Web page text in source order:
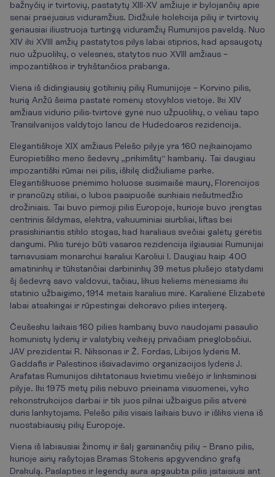
bažnyčių ir tvirtovių, pastatytų XIII-XV amžiuje ir bylojančių apie
senai praėjusius viduramžius. Didžiulė kolekcija pilių ir tvirtovių
geriausiai iliustruoja turtingą viduramžių Rumunijos paveldą. Nuo
XIV iki XVIII amžių pastatytos pilys labai stiprios, kad apsaugotų
nuo užpuolikų, o vėlesnės, statytos nuo XVIII amžiaus –
impozantiškos ir trykštančios prabanga.
Viena iš didingiausių gotikinių pilių Rumunijoje – Korvino pilis,
kurią Anžū šeima pastatė romėnų stovyklos vietoje. Iki XIV
amžiaus vidurio pilis-tvirtovė gynė nuo užpuolikų, o vėliau tapo
Transilvanijos valdytojo Iancu de Hudedoaros rezidencija.
Elegantiškoje XIX amžiaus Pelešo pilyje yra 160 neįkainojamo
Europietiško meno šedevrų „prikimštų“ kambarių. Tai daugiau
impozantiški rūmai nei pilis, iškilę didžiuliame parke.
Elegantiškuose priėmimo holuose susimaišė maurų, Florencijos
ir prancūzų stiliai, o lubos pasipuošė sunkiais riešutmedžio
drožiniais. Tai buvo pirmoji pilis Europoje, kurioje buvo įrengtas
centrinis šildymas, elektra, vakuuminiai siurbliai, liftas bei
prasiskiriantis stiklo stogas, kad karaliaus svečiai galėtų gėrėtis
dangumi. Pilis turėjo būti vasaros rezidencija ilgiausiai Rumunijai
tarnavusiam monarchui karaliui Karoliui I. Daugiau kaip 400
amatininkų ir tūkstančiai darbininkų 39 metus plušėjo statydami
šį šedevrą savo valdovui, tačiau, likus keliems mėnesiams iki
statinio užbaigimo, 1914 metais karalius mirė. Karalienė Elizabetė
labai atsakingai ir rūpestingai dekoravo pilies interjerą.
Čeušesku laikais 160 pilies kambarių buvo naudojami pasaulio
komunistų lyderių ir valstybių veikėjų privačiam prieglobsčiui.
JAV prezidentai R. Niksonas ir Ž. Fordas, Libijos lyderis M.
Gaddafis ir Palestinos išsivadavimo organizacijos lyderis J.
Arafatas Rumunijos diktatoriaus kvietimu viešėjo ir linksminosi
pilyje. Iki 1975 metų pilis nebuvo prieinama visuomenei, vyko
rekonstrukcijos darbai ir tik juos pilnai užbaigus pilis atvėrė
duris lankytojams. Pelešo pilis visais laikais buvo ir išliks viena iš
nuostabiausių pilių Europoje.
Viena iš labiausiai žinomų ir šalį garsinančių pilių – Brano pilis,
kurioje airių rašytojas Bramas Stokeris apgyvendino grafą
Drakulą. Paslapties ir legendų aura apgaubta pilis įsitaisiusi ant